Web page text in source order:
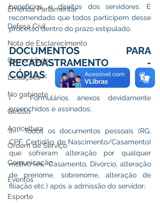
Emenda Parlamentar
Defesa Civil
Nota de Esclarecimento
Comunidade
Licitações
No gabinete
Gestão
Agricultura
Ordem de Serviço
Comunicação
Eventos
Esporte
benefícios e direitos dos servidores. É
recomendado que todos participem desse
processo dentro do prazo estipulado.
DOCUMENTOS PARA
RECADASTRAMENTO -
CÓPIAS:
I - Formulários anexos devidamente
preenchidos e assinados;
II - Todos os documentos pessoais (RG,
CPF, Certidão de Nascimento/Casamento)
que sofreram alteração por qualquer
motivo (ex.: Casamento, Divórcio, alteração
de prenome, sobrenome, alteração de
filiação etc.) após a admissão do servidor;